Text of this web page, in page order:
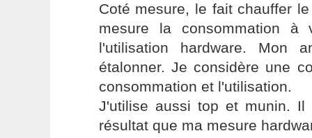
Coté mesure, le fait chauffer
mesure la consommation
l'utilisation hardware. Mon
étalonner. Je considère une
consommation et l'utilisation.
J'utilise aussi top et munin. Il
résultat que ma mesure